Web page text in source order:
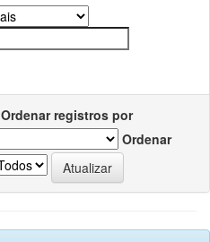
Ordenar registros por
Ordenar